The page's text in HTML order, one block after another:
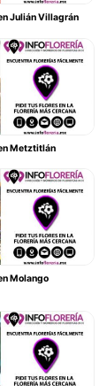
Julián Villagrán
Metztitlán
Molango